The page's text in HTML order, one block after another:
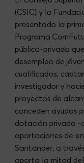
(CSIC) y la
presentado la
Programa
público-privada
desempleo de
cualificados,
investigador y
proyectos de
conceden ayudas
dotación privada -
aportaciones de
Santander, a
aporta la mitad